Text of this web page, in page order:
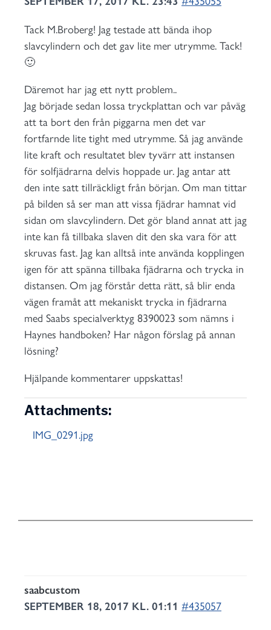
Tack M.Broberg! Jag testade att bända ihop
slavcylindern och det gav lite mer utrymme. Tack!
🙂
Däremot har jag ett nytt problem..
Jag började sedan lossa tryckplattan och var påväg
att ta bort den från piggarna men det var
fortfarnde lite tight med utrymme. Så jag använde
lite kraft och resultatet blev tyvärr att instansen
för solfjädrarna delvis hoppade ur. Jag antar att
den inte satt tillräckligt från början. Om man tittar
på bilden så ser man att vissa fjädrar hamnat vid
sidan om slavcylindern. Det gör bland annat att jag
inte kan få tillbaka slaven dit den ska vara för att
skruvas fast. Jag kan alltså inte använda kopplingen
igen för att spänna tillbaka fjädrarna och trycka in
distansen. Om jag förstår detta rätt, så blir enda
vägen framåt att mekaniskt trycka in fjädrarna
med Saabs specialverktyg 8390023 som nämns i
Haynes handboken? Har någon förslag på annan
lösning?
Hjälpande kommentarer uppskattas!
Attachments:
IMG_0291.jpg
saabcustom
SEPTEMBER 18, 2017 KL. 01:11 #435057